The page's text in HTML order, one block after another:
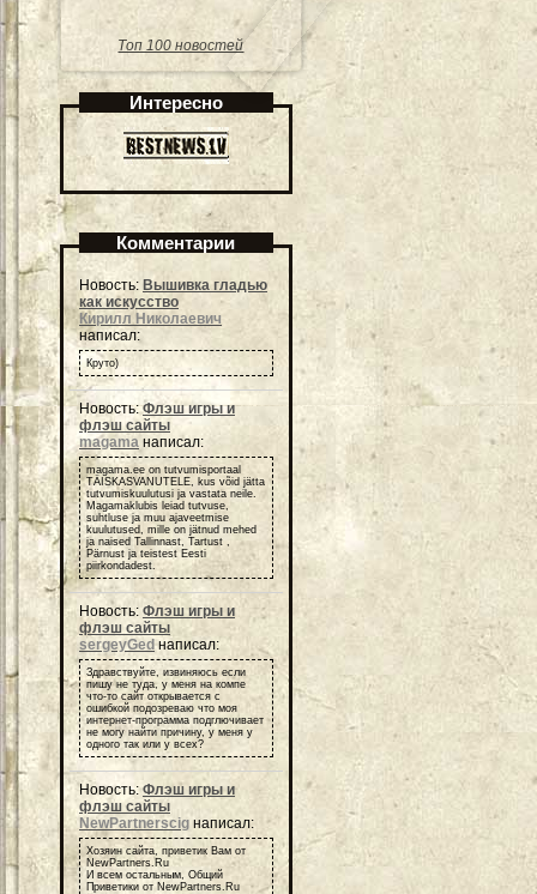
Топ 100 новостей
Интересно
Комментарии
Новость: Вышивка гладью
как искусство
Кирилл Николаевич
написал:
Круто)
Новость:Флэш игры и
флэш сайты
magama написал:
magama.ee on tutvumisportaal
TÄISKASVANUTELE, kus võid jätta
tutvumiskuulutusi ja vastata neile.
Magamaklubis leiad tutvuse,
suhtluse ja muu ajaveetmise
kuulutused, mille on jätnud mehed
ja naised Tallinnast, Tartust ,
Pärnust ja teistest Eesti
piirkondadest.
Новость: Флэш игры и
флэш сайты
sergeyGedнаписал:
Здравствуйте, извиняюсь если
пишу не туда, у меня на компе
что-то сайт открывается с
ошибкой подозреваю что моя
интернет-программа подглючивает
не могу найти причину, у меня у
одного так или у всех?
Новость:Флэш игры и
флэш сайты
NewPartnerscig написал:
Хозяин сайта, приветик Вам от
NewPartners.Ru
И всем остальным, Общий
Приветики от NewPartners.Ru